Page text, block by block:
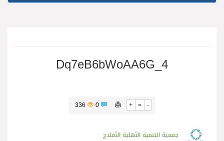
Dq7eB6bWoAA6G_4
+ = -
336
جمعية التنمية الأهلية الأفلاج